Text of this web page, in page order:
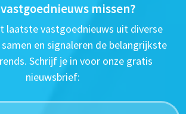
missen?
laatste vastgoednieuws uit diverse
en signaleren de belangrijkste
Schrijf je in voor onze gratis
nieuwsbrief: